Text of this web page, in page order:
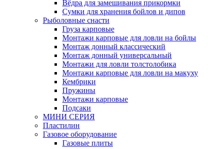
Вёдра для замешивания прикормки
Сумки для хранения бойлов и дипов
Рыболовные снасти
Груза карповые
Монтажи карповые для ловли на бойлы
Монтаж донный классический
Монтаж донный универсальный
Монтажи для ловли толстолобика
Монтажи карповые для ловли на макуху
Кембрики
Пружины
Монтажи карповые
Подсаки
МИНИ СЕРИЯ
Пластилин
Газовое оборудование
Газовые плиты